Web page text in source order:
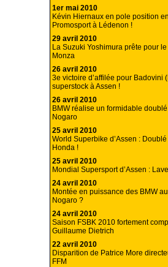
1er mai 2010
Kévin Hiernaux en pole position
Promosport à Lédenon !
29 avril 2010
La Suzuki Yoshimura prête pour
Monza
26 avril 2010
3e victoire d’affilée pour Badovini
superstock à Assen !
26 avril 2010
BMW réalise un formidable
Nogaro
25 avril 2010
World Superbike d’Assen :
Honda !
25 avril 2010
Mondial Supersport d’Assen :
24 avril 2010
Montée en puissance des BMW
Nogaro ?
24 avril 2010
Saison FSBK 2010 fortement
Guillaume Dietrich
22 avril 2010
Disparition de Patrice More
FFM